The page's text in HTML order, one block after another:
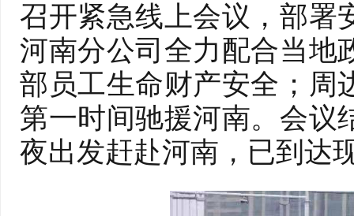
召开紧急线上会议，部署
河南分公司全力配合当地
部员工生命财产安全；周
第一时间驰援河南。会议
夜出发赶赴河南，已到达